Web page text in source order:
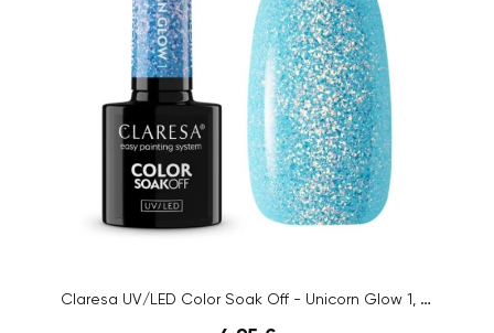
Claresa UV/LED Color Soak Off - Unicorn Glow 1, 5g